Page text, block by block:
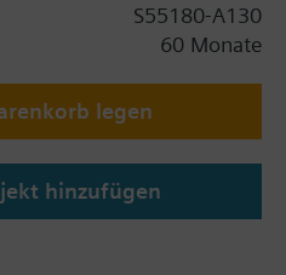
S55180-A130
60 Monate
legen
hinzufügen